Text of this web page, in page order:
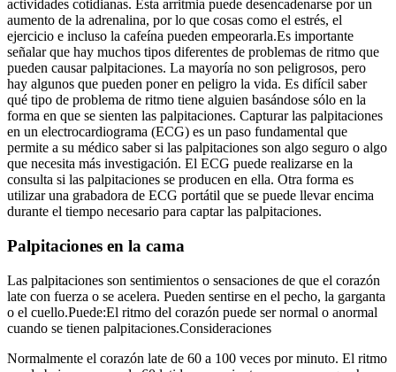
actividades cotidianas. Esta arritmia puede desencadenarse por un
aumento de la adrenalina, por lo que cosas como el estrés, el
ejercicio e incluso la cafeína pueden empeorarla.Es importante
señalar que hay muchos tipos diferentes de problemas de ritmo que
pueden causar palpitaciones. La mayoría no son peligrosos, pero
hay algunos que pueden poner en peligro la vida. Es difícil saber
qué tipo de problema de ritmo tiene alguien basándose sólo en la
forma en que se sienten las palpitaciones. Capturar las palpitaciones
en un electrocardiograma (ECG) es un paso fundamental que
permite a su médico saber si las palpitaciones son algo seguro o algo
que necesita más investigación. El ECG puede realizarse en la
consulta si las palpitaciones se producen en ella. Otra forma es
utilizar una grabadora de ECG portátil que se puede llevar encima
durante el tiempo necesario para captar las palpitaciones.
Palpitaciones en la cama
Las palpitaciones son sentimientos o sensaciones de que el corazón
late con fuerza o se acelera. Pueden sentirse en el pecho, la garganta
o el cuello.Puede:El ritmo del corazón puede ser normal o anormal
cuando se tienen palpitaciones.Consideraciones
Normalmente el corazón late de 60 a 100 veces por minuto. El ritmo